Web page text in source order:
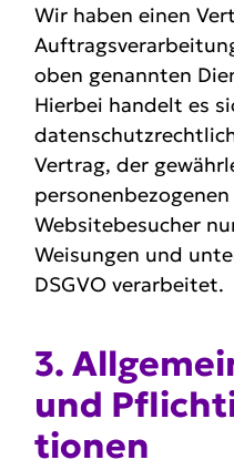
Wir haben einen
oben genannten
Hierbei handelt es
Vertrag, der
Websitebesucher
Weisungen und
DSGVO verarbeitet.
3.
und
tionen